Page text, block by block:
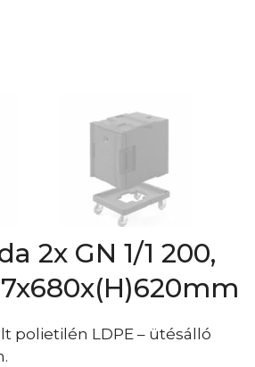
2x GN 1/1 200,
polietilén LDPE – ütésálló